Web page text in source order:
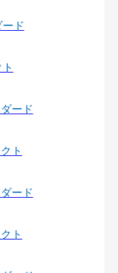
ド
ード
ト
ード
ト